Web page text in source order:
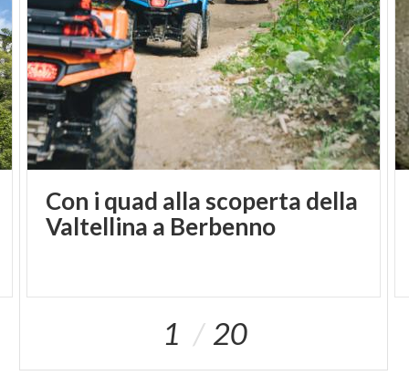
Con i quad alla scoperta della
Valtellina a Berbenno
1 20